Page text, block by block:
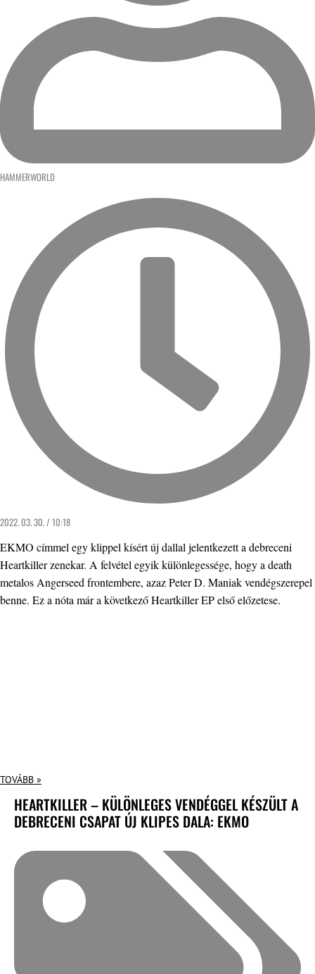
HAMMERWORLD
2022. 03. 30. / 10:18
EKMO címmel egy klippel kísért új dallal jelentkezett a debreceni
Heartkiller zenekar. A felvétel egyik különlegessége, hogy a death
metalos Angerseed frontembere, azaz Peter D. Maniak vendégszerepel
benne. Ez a nóta már a következő Heartkiller EP első előzetese.
TOVÁBB »
HEARTKILLER – KÜLÖNLEGES VENDÉGGEL KÉSZÜLT A
DEBRECENI CSAPAT ÚJ KLIPES DALA: EKMO